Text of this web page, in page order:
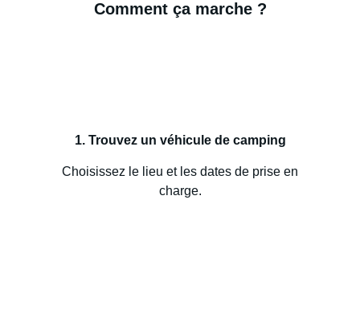
Comment ça marche ?
1. Trouvez un véhicule de camping
Choisissez le lieu et les dates de prise en
charge.